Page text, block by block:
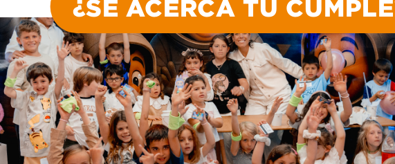
¿SE ACERCA TU